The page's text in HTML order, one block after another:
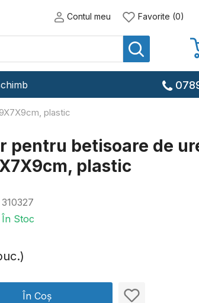
Contul meu Favorite (0)
plastic
pentru betisoare de
plastic
310327
În Stoc
În Coș